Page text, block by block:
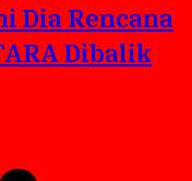
Dia Rencana
Dibalik